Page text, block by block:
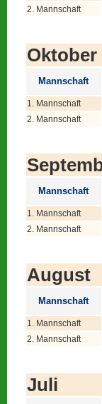
2. Mannschaft
Oktober
Mannschaft
1. Mannschaft
2. Mannschaft
Mannschaft
1. Mannschaft
2. Mannschaft
August
Mannschaft
1. Mannschaft
2. Mannschaft
Juli